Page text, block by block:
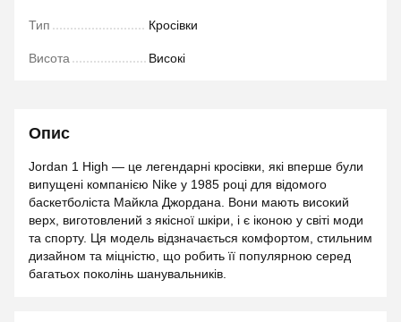
Тип Кросівки
Висота Високі
Опис
Jordan 1 High — це легендарні кросівки, які вперше були
випущені компанією Nike у 1985 році для відомого
баскетболіста Майкла Джордана. Вони мають високий
верх, виготовлений з якісної шкіри, і є іконою у світі моди
та спорту. Ця модель відзначається комфортом, стильним
дизайном та міцністю, що робить її популярною серед
багатьох поколінь шанувальників.